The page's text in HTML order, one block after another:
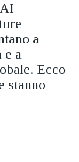
a
a
Ecco
stanno